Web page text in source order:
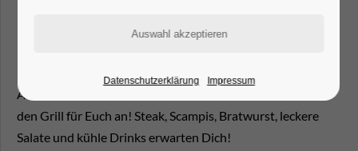
Am Wochenende ist es wieder so weit und wir schmeißen
den Grill für Euch an! Steak, Scampis, Bratwurst, leckere
Salate und kühle Drinks erwarten Dich!
Datenschutzerklärung Impressum